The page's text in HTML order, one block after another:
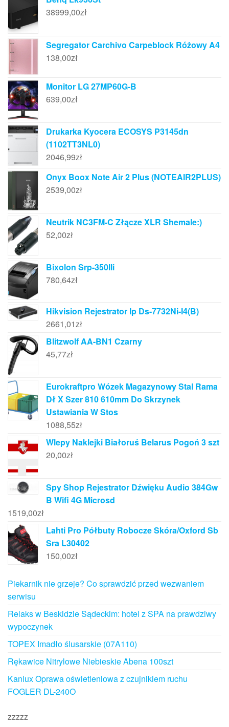
38999,00zł
Segregator Carchivo Carpeblock Różowy A4
138,00zł
Monitor LG 27MP60G-B
639,00zł
Drukarka Kyocera ECOSYS P3145dn
(1102TT3NL0)
2046,99zł
Onyx Boox Note Air 2 Plus (NOTEAIR2PLUS)
2539,00zł
Neutrik NC3FM-C Złącze XLR Shemale:)
52,00zł
Bixolon Srp-350IIi
780,64zł
Hikvision Rejestrator Ip Ds-7732Ni-I4(B)
2661,01zł
Blitzwolf AA-BN1 Czarny
45,77zł
Eurokraftpro Wózek Magazynowy Stal Rama
Dł X Szer 810 610mm Do Skrzynek
Ustawiania W Stos
1088,55zł
Wlepy Naklejki Białoruś Belarus Pogoń 3 szt
20,00zł
Spy Shop Rejestrator Dźwięku Audio 384Gw
B Wifi 4G Microsd
1519,00zł
Lahti Pro Półbuty Robocze Skóra/Oxford Sb
Sra L30402
150,00zł
Piekarnik nie grzeje? Co sprawdzić przed wezwaniem
serwisu
Relaks w Beskidzie Sądeckim: hotel z SPA na prawdziwy
wypoczynek
TOPEX Imadło ślusarskie (07A110)
Rękawice Nitrylowe Niebieskie Abena 100szt
Kanlux Oprawa oświetleniowa z czujnikiem ruchu
FOGLER DL-240O
zzzzz